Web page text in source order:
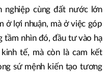
nghiệp cùng đất nước lớn
ở lợi nhuận, mà ở việc góp
tầm nhìn đó, đầu tư vào hạ
tế, mà còn là cam kết
sứ mệnh kiến tạo tương